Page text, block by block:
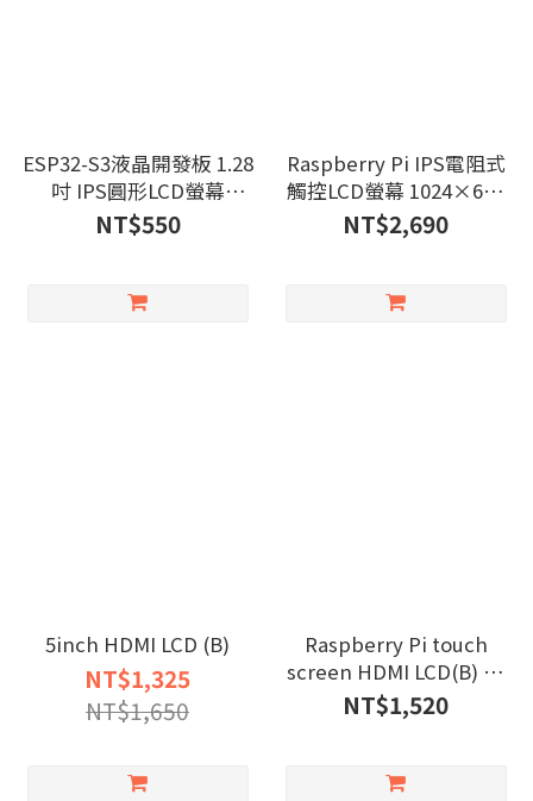
ESP32-S3液晶開發板 1.28
吋 IPS圓形LCD螢幕
240×240
NT$550
Raspberry Pi IPS電阻式
觸控LCD螢幕 1024×600
10.1吋
NT$2,690
5inch HDMI LCD (B)
NT$1,325
NT$1,650
Raspberry Pi touch
screen HDMI LCD(B) 7"
800x480
NT$1,520